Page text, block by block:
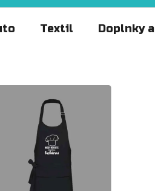
Textil Doplnky